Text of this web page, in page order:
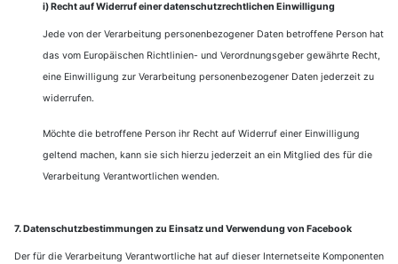
i) Recht auf Widerruf einer datenschutzrechtlichen Einwilligung
Jede von der Verarbeitung personenbezogener Daten betroffene Person hat
das vom Europäischen Richtlinien- und Verordnungsgeber gewährte Recht,
eine Einwilligung zur Verarbeitung personenbezogener Daten jederzeit zu
widerrufen.
Möchte die betroffene Person ihr Recht auf Widerruf einer Einwilligung
geltend machen, kann sie sich hierzu jederzeit an ein Mitglied des für die
Verarbeitung Verantwortlichen wenden.
7. Datenschutzbestimmungen zu Einsatz und Verwendung von Facebook
Der für die Verarbeitung Verantwortliche hat auf dieser Internetseite Komponenten